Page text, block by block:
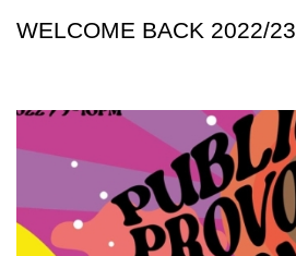
WELCOME BACK 2022/23